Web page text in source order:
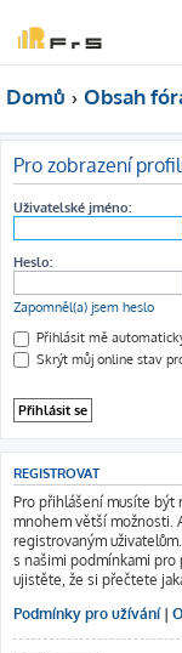
Domů Obsah
Pro zobrazení
Uživatelské jméno:
Heslo:
Zapomněl(a) jsem heslo
Přihlásit mě
Skrýt můj online stav
REGISTROVAT
Pro přihlášení musíte být
mnohem větší možnosti.
registrovaným
s našimi podmínkami pro
ujistěte, že si přečtete
Podmínky pro užívání|